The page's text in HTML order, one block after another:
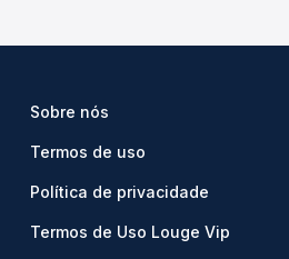
Sobre nós
Termos de uso
Política de privacidade
Termos de Uso Louge Vip